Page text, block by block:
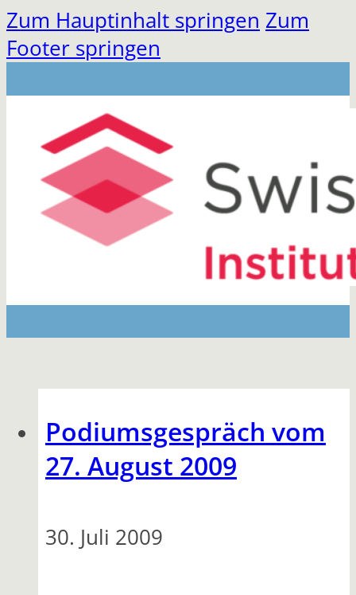
Zum Hauptinhalt springen Zum
Footer springen
Podiumsgespräch vom
27. August 2009
30. Juli 2009